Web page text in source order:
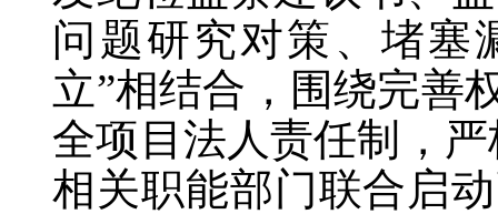
问题研究对策、堵塞
立”相结合，围绕完善
全项目法人责任制，
相关职能部门联合启